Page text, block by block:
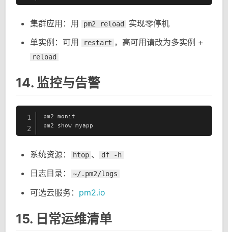
集群应用：用 pm2 reload
实现零停机
单实例：可用
restart ，高可用请改为多实例 +
reload
14. 监控与告警
1
2
pm2 monit
pm2 show myapp
系统资源： htop 、 df -h
日志目录： ~/.pm2/logs
可选云服务： pm2.io
15. 日常运维清单